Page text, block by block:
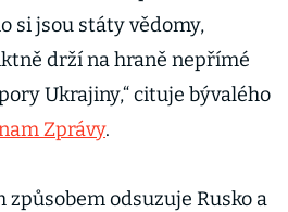
si jsou státy vědomy,
drží na hraně nepřímé
Ukrajiny,“ cituje bývalého
Zprávy.
způsobem odsuzuje Rusko a